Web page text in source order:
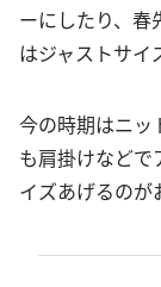
ーにしたり、
はジャストサイ
今の時期はニッ
も肩掛けなど
イズあげるのが